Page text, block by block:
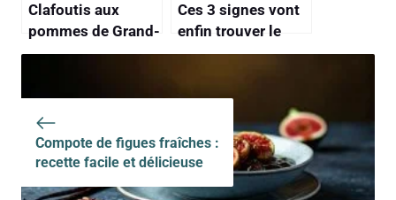
Clafoutis aux
pommes de Grand-
Mère : recette
Ces 3 signes vont
enfin trouver le
succès en cuisine :
révèlent pourquoi
Compote de figues fraîches :
recette facile et délicieuse